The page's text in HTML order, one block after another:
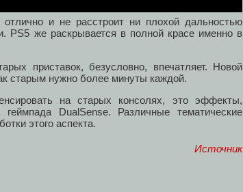
и не расстроит ни плохой дальностью
PS5 же раскрывается в полной красе именно в
приставок, безусловно, впечатляет. Новой
старым нужно более минуты каждой.
на старых консолях, это эффекты,
DualSense. Различные тематические
этого аспекта.
Источник